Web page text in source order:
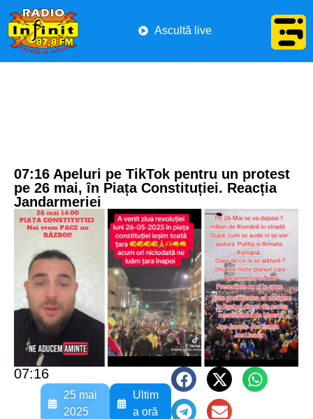
Ascultă live
07:16 Apeluri pe TikTok pentru un protest
pe 26 mai, în Piața Constituției. Reacția
Jandarmeriei
07:16
25 mai
2025
Ultim
a oră